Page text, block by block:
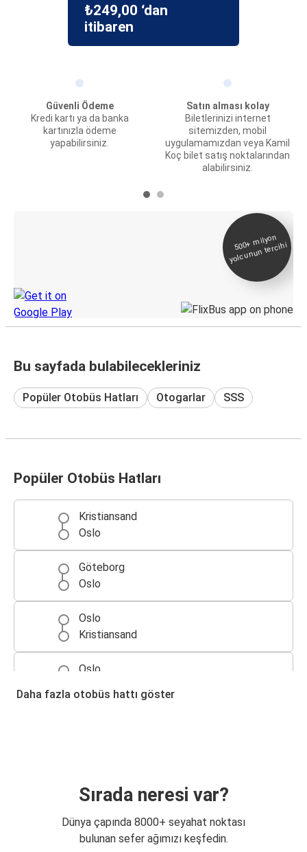
₺249,00 ‘dan
itibaren
Güvenli Ödeme
Kredi kartı ya da banka
kartınızla ödeme
yapabilirsiniz.
Satın alması kolay
Biletlerinizi internet
sitemizden, mobil
uygulamamızdan veya Kamil
Koç bilet satış noktalarından
alabilirsiniz.
500+
milyon
yolcunun tercihi
Bu sayfada bulabilecekleriniz
Popüler Otobüs Hatları Otogarlar SSS
Popüler Otobüs Hatları
Kristiansand
Oslo
Göteborg
Oslo
Oslo
Kristiansand
Oslo
Oslo
Oslo
Stockholm
Daha fazla otobüs hattı göster
Sırada neresi var?
Dünya çapında 8000+ seyahat noktası
bulunan sefer ağımızı keşfedin.